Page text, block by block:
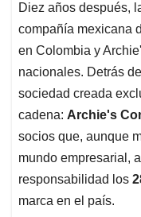
Diez años después,
compañía mexicana
en Colombia y
nacionales. Detrás
sociedad creada
cadena: Archie's
socios que, aunque
mundo empresarial,
responsabilidad los
marca en el país.